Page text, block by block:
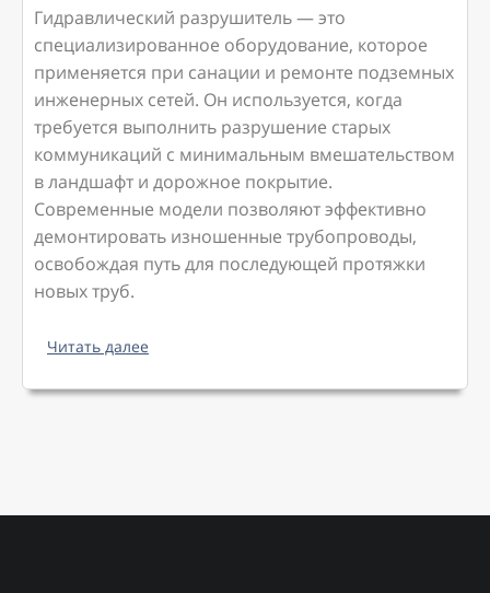
Гидравлический разрушитель — это
специализированное оборудование, которое
применяется при санации и ремонте подземных
инженерных сетей. Он используется, когда
требуется выполнить разрушение старых
коммуникаций с минимальным вмешательством
в ландшафт и дорожное покрытие.
Современные модели позволяют эффективно
демонтировать изношенные трубопроводы,
освобождая путь для последующей протяжки
новых труб.
Читать далее